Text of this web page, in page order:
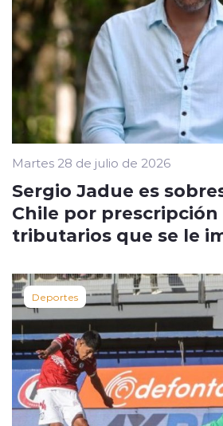
Martes 28 de julio de 2026
Sergio Jadue es
Chile por
tributarios que se le
Deportes